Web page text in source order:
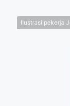
Ilustrasi pekerja